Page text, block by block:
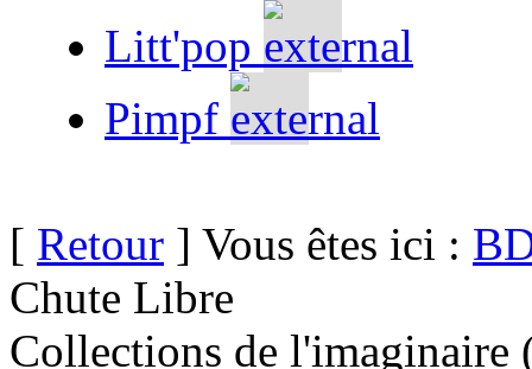
Litt'pop
Pimpf
[ Retour ] Vous êtes ici :
Chute Libre
Collections de l'imaginaire